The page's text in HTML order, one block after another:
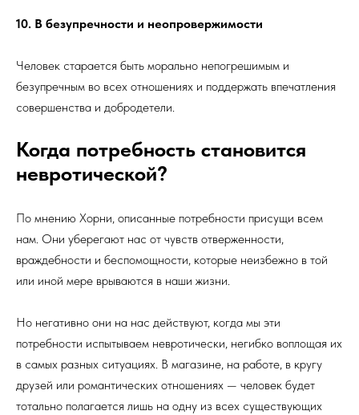
10. В безупречности и неопровержимости
Человек старается быть морально непогрешимым и
безупречным во всех отношениях и поддержать впечатления
совершенства и добродетели.
Когда потребность становится
невротической?
По мнению Хорни, описанные потребности присущи всем
нам. Они уберегают нас от чувств отверженности,
враждебности и беспомощности, которые неизбежно в той
или иной мере врываются в наши жизни.
Но негативно они на нас действуют, когда мы эти
потребности испытываем невротически, негибко воплощая их
в самых разных ситуациях. В магазине, на работе, в кругу
друзей или романтических отношениях — человек будет
тотально полагается лишь на одну из всех существующих